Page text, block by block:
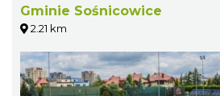
Gminie Sośnicowice
2.21 km